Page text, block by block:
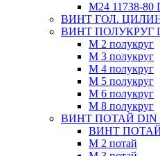
М24 11738-80
ВИНТ ГОЛ.
ВИНТ ПОЛУКРУГ
М 2 полукруг
М 3 полукруг
М 4 полукруг
М 5 полукруг
М 6 полукруг
М 8 полукруг
ВИНТ ПОТАЙ DIN
ВИНТ ПОТАЙ
М 2 потай